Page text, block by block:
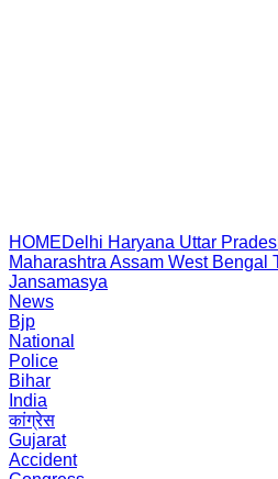
HOMEDelhi Haryana Uttar
Maharashtra Assam West Bengal
Jansamasya
News
Bjp
National
Police
Bihar
India
कांग्रेस
Gujarat
Accident